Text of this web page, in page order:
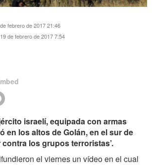
febrero de 2017 21:46
de febrero de 2017 7:54
israelí, equipada con armas
en los altos de Golán, en el sur de
contra los grupos terroristas’.
el viernes un vídeo en el cual